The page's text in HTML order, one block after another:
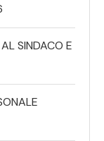
SINDACO E